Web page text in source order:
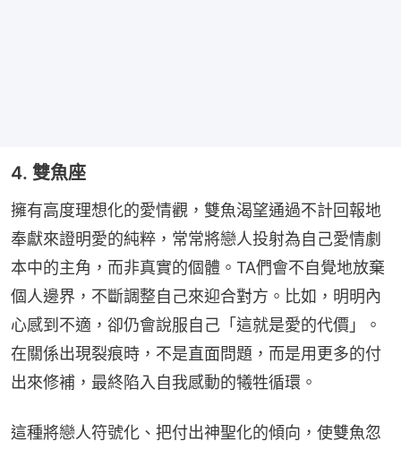
4. 雙魚座
擁有高度理想化的愛情觀，雙魚渴望通過不計回報地
奉獻來證明愛的純粹，常常將戀人投射為自己愛情劇
本中的主角，而非真實的個體。TA們會不自覺地放棄
個人邊界，不斷調整自己來迎合對方。比如，明明內
心感到不適，卻仍會說服自己「這就是愛的代價」。
在關係出現裂痕時，不是直面問題，而是用更多的付
出來修補，最終陷入自我感動的犧牲循環。
這種將戀人符號化、把付出神聖化的傾向，使雙魚忽